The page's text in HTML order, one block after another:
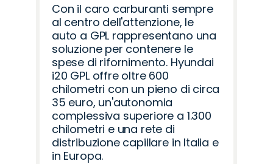
Con il caro carburanti sempre
al centro dell'attenzione, le
auto a GPL rappresentano una
soluzione per contenere le
spese di rifornimento. Hyundai
i20 GPL offre oltre 600
chilometri con un pieno di circa
35 euro, un'autonomia
complessiva superiore a 1.300
chilometri e una rete di
distribuzione capillare in Italia e
in Europa.